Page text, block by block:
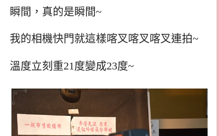
瞬間，真的是瞬間~
我的相機快門就這樣喀叉喀叉喀叉連拍~
溫度立刻重21度變成23度~